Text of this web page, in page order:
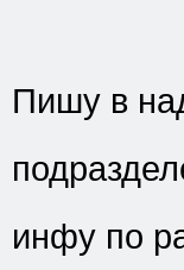
Пишу в
инфу по